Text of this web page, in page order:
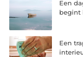
Een
begint
Een